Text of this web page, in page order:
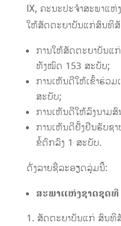
IX, ຄະນະປະຈຳສະພາແ
ໃຫ້ສັດຕະຍາບັນແກ່ສົນທິສັ
ການໃຫ້ສັດຕະຍາບັນ
ທັງໝົດ 153 ສະບັບ;
ການເຫັນດີໃຫ້ເຂົ້າຮ່ວ
ສະບັບ;
ການເຫັນດີໃຫ້ລົງນາມ
ການເຫັນດີຢັ້ງຢືນຮັບ
ຂໍ້ຕົກລົງ 1 ສະບັບ.
ດັ່ງລາຍຊື່ລະອຽດລຸ່ມນີ້:
ສະພາແຫ່ງຊາດຊຸດທີ
ສັດຕະຍາບັນແກ່ ສົນທິ